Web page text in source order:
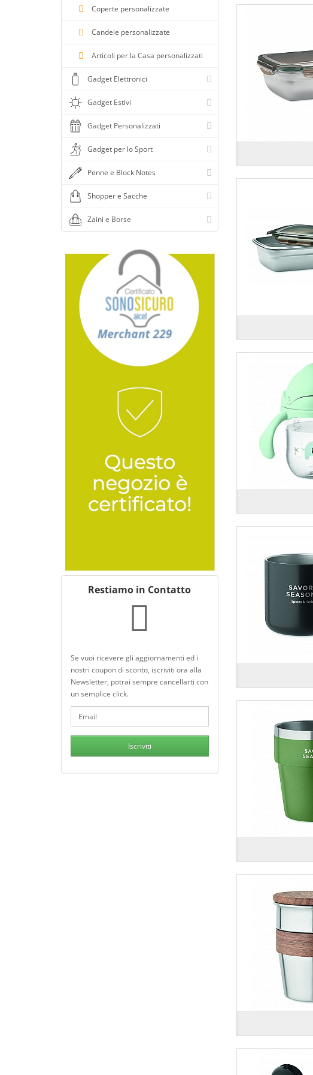
Colore rame
Colore rosa
Colore rosso
Colore trasparente
Colore turchese
Colore unico
Colore verde bottiglia
Colore verde chiaro
Colore verde lime trasparente
Colore verde mela
Colore verde menta
Colore verde scuro
Colore viola
Coperte personalizzate
Candele personalizzate
Articoli per la Casa personalizzati
Gadget Elettronici
Gadget Estivi
Gadget Personalizzati
Gadget per lo Sport
Penne e Block Notes
Shopper e Sacche
Zaini e Borse
Restiamo in Contatto
Se vuoi ricevere gli aggiornamenti ed i
nostri coupon di sconto, iscriviti ora alla
Newsletter, potrai sempre cancellarti con
un semplice click.
Iscriviti